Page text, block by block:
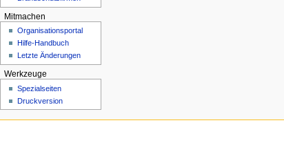
Mitmachen
Organisationsportal
Hilfe-Handbuch
Letzte Änderungen
Werkzeuge
Spezialseiten
Druckversion